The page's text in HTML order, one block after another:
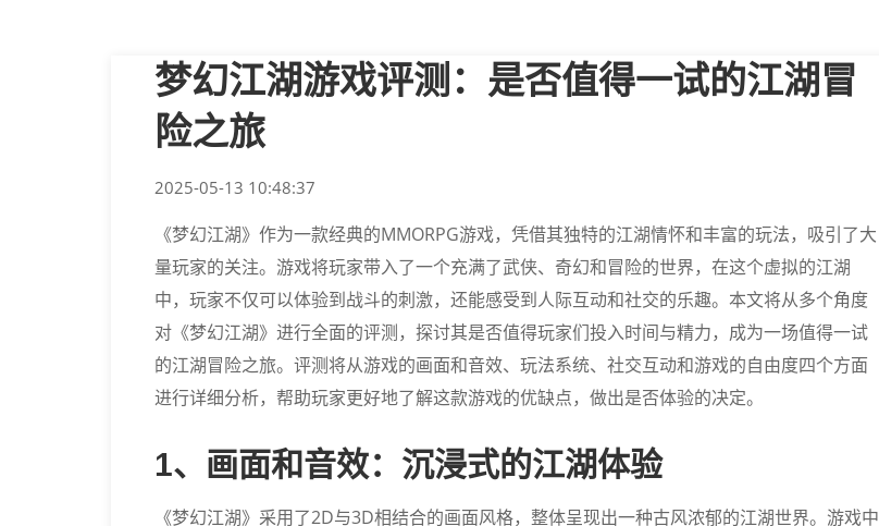
梦幻江湖游戏评测：是否值得一试的江湖冒
险之旅
2025-05-13 10:48:37
《梦幻江湖》作为一款经典的MMORPG游戏，凭借其独特的江湖情怀和丰富的玩法，吸引了大
量玩家的关注。游戏将玩家带入了一个充满了武侠、奇幻和冒险的世界，在这个虚拟的江湖
中，玩家不仅可以体验到战斗的刺激，还能感受到人际互动和社交的乐趣。本文将从多个角度
对《梦幻江湖》进行全面的评测，探讨其是否值得玩家们投入时间与精力，成为一场值得一试
的江湖冒险之旅。评测将从游戏的画面和音效、玩法系统、社交互动和游戏的自由度四个方面
进行详细分析，帮助玩家更好地了解这款游戏的优缺点，做出是否体验的决定。
1、画面和音效：沉浸式的江湖体验
《梦幻江湖》采用了2D与3D相结合的画面风格，整体呈现出一种古风浓郁的江湖世界。游戏中